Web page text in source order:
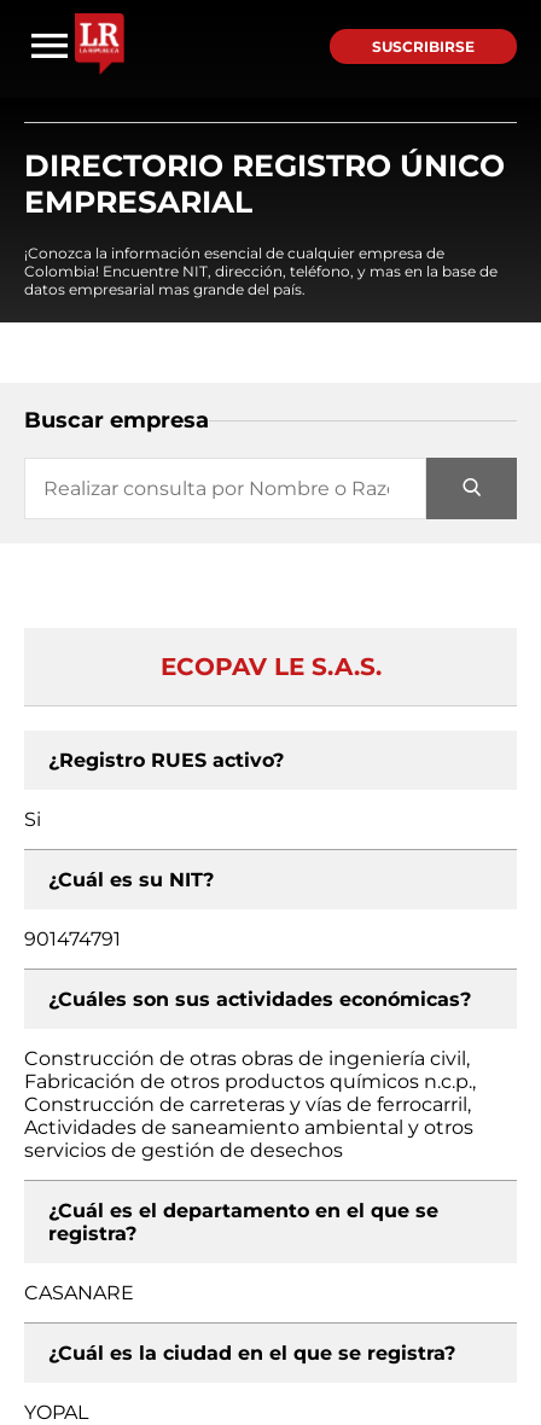
SUSCRIBIRSE
DIRECTORIO REGISTRO ÚNICO
EMPRESARIAL
¡Conozca la información esencial de cualquier empresa de
Colombia! Encuentre NIT, dirección, teléfono, y mas en la base de
datos empresarial mas grande del país.
Buscar empresa
ECOPAV LE S.A.S.
¿Registro RUES activo?
Si
¿Cuál es su NIT?
901474791
¿Cuáles son sus actividades económicas?
Construcción de otras obras de ingeniería civil,
Fabricación de otros productos químicos n.c.p.,
Construcción de carreteras y vías de ferrocarril,
Actividades de saneamiento ambiental y otros
servicios de gestión de desechos
¿Cuál es el departamento en el que se
registra?
CASANARE
¿Cuál es la ciudad en el que se registra?
YOPAL